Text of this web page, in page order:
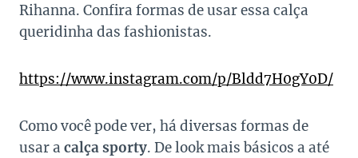
Rihanna. Confira formas de usar essa calça
queridinha das fashionistas.
https://www.instagram.com/p/Bldd7H0gY0D/
Como você pode ver, há diversas formas de
usar a calça sporty. De look mais básicos a até